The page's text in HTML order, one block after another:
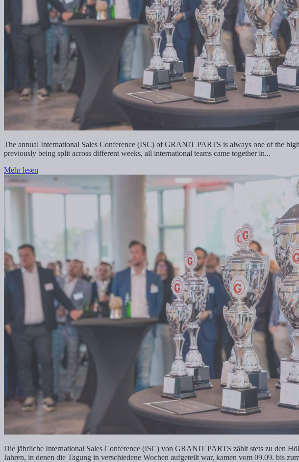
The annual International Sales Conference (ISC) of GRANIT PARTS is always one of the
previously being split across different weeks, all international teams came together in...
Mehr lesen
Die jährliche International Sales Conference (ISC) von GRANIT PARTS zählt stets zu den
Jahren, in denen die Tagung in verschiedene Wochen aufgeteilt war, kamen vom 09.09. bis